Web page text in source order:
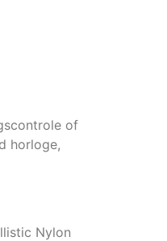
of
horloge,
Nylon